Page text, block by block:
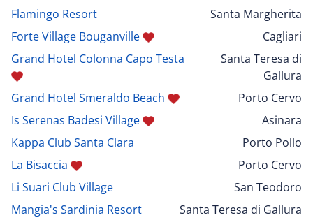
Flamingo Resort
Santa Margherita
Forte Village Bouganville
Cagliari
Grand Hotel Colonna Capo Testa
Santa Teresa di
Gallura
Grand Hotel Smeraldo Beach
Porto Cervo
Is Serenas Badesi Village
Asinara
Kappa Club Santa Clara
Porto Pollo
La Bisaccia
Porto Cervo
Li Suari Club Village
San Teodoro
Mangia's Sardinia Resort
Santa Teresa di Gallura